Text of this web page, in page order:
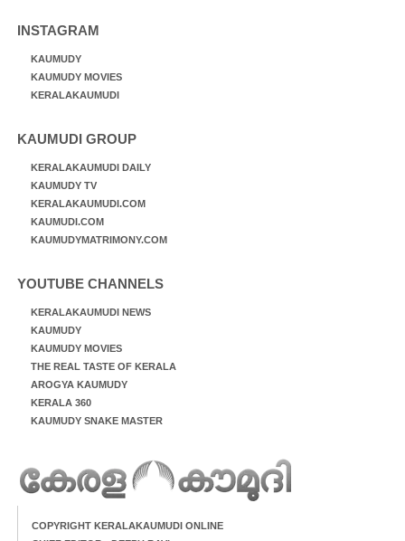
INSTAGRAM
KAUMUDY
KAUMUDY MOVIES
KERALAKAUMUDI
KAUMUDI GROUP
KERALAKAUMUDI DAILY
KAUMUDY TV
KERALAKAUMUDI.COM
KAUMUDI.COM
KAUMUDYMATRIMONY.COM
YOUTUBE CHANNELS
KERALAKAUMUDI NEWS
KAUMUDY
KAUMUDY MOVIES
THE REAL TASTE OF KERALA
AROGYA KAUMUDY
KERALA 360
KAUMUDY SNAKE MASTER
COPYRIGHT KERALAKAUMUDI ONLINE